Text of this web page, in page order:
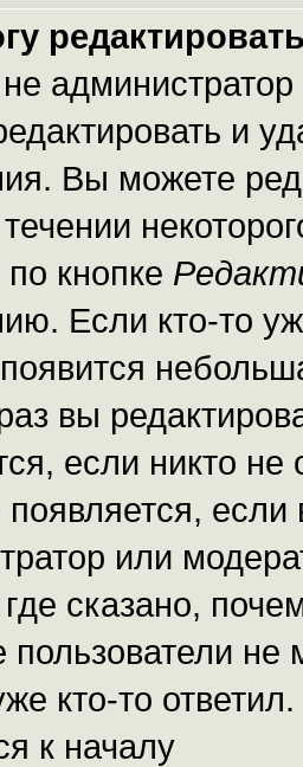
и
Вы можете
кнопке
Если кто-то
вы
если никто
появляется,
или
где сказано,
не
кто-то ответил.
к началу